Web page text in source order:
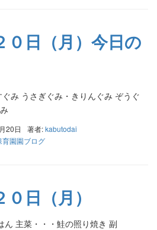
０日（月）今日の
み うさぎぐみ・きりんぐみ ぞうぐ
20日 著者:kabutodai
育園園ブログ
０日（月）
ん 主菜・・・鮭の照り焼き 副